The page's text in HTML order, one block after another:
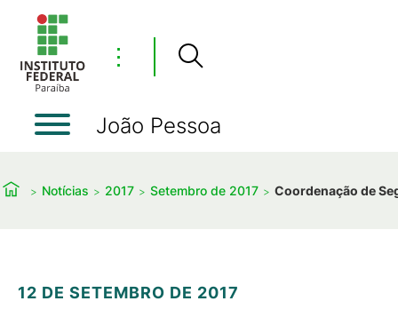
⋮
João Pessoa
Notícias 2017 Setembro de 2017 Coordenação de
12 DE SETEMBRO DE 2017